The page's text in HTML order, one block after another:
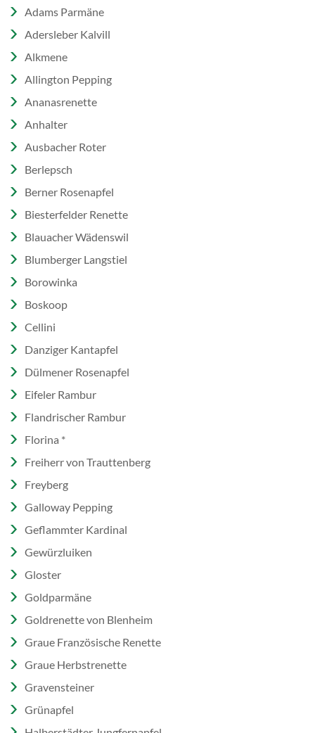
Adams Parmäne
Adersleber Kalvill
Alkmene
Allington Pepping
Ananasrenette
Anhalter
Ausbacher Roter
Berlepsch
Berner Rosenapfel
Biesterfelder Renette
Blauacher Wädenswil
Blumberger Langstiel
Borowinka
Boskoop
Cellini
Danziger Kantapfel
Dülmener Rosenapfel
Eifeler Rambur
Flandrischer Rambur
Florina *
Freiherr von Trauttenberg
Freyberg
Galloway Pepping
Geflammter Kardinal
Gewürzluiken
Gloster
Goldparmäne
Goldrenette von Blenheim
Graue Französische Renette
Graue Herbstrenette
Gravensteiner
Grünapfel